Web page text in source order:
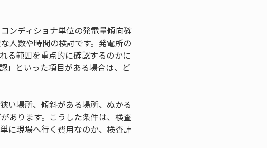
ンディショナ単位の発電量傾向確
人数や時間の検討です。発電所の
る範囲を重点的に確認するのかに
」といった項目がある場合は、ど
い場所、傾斜がある場所、ぬかる
あります。こうした条件は、検査
に現場へ行く費用なのか、検査計